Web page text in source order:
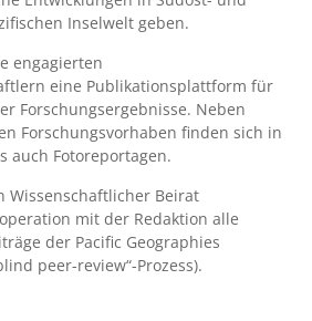
Inselwelt geben.
engagierten
eine Publikationsplattform für
Forschungsergebnisse. Neben
Forschungsvorhaben finden sich in
auch Fotoreportagen.
Wissenschaftlicher Beirat
mit der Redaktion alle
der Pacific Geographies
peer-review“-Prozess).